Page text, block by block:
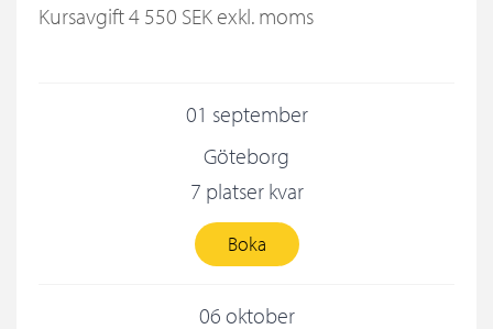
Kursavgift4 550 SEK exkl. moms
01 september
Göteborg
7 platser kvar
Boka
06 oktober